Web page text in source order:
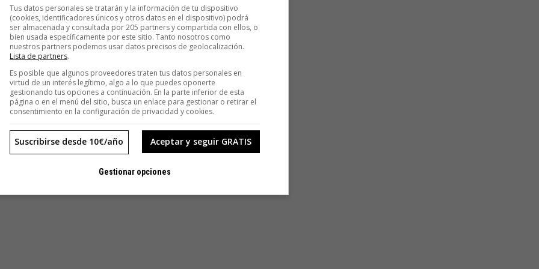
ejecución, Harris ha conseguido, con la ayuda del
efectiva de hacer llegar a los fans el contenido que ha
gratuita.
Tus datos personales se tratarán y la información de tu dispositivo
(cookies, identificadores únicos y otros datos en el dispositivo) podrá
ser almacenada y consultada por 205 partners y compartida con ellos, o
bien usada específicamente por este sitio. Tanto nosotros como
nuestros partners podemos usar datos precisos de geolocalización.
Lista de partners.
Es posible que algunos proveedores traten tus datos personales en
virtud de un interés legítimo, algo a lo que puedes oponerte
gestionando tus opciones a continuación. En la parte inferior de esta
página o en el menú del sitio, busca un enlace para gestionar o retirar el
consentimiento en la configuración de privacidad y cookies.
Aceptar y seguir GRATIS
Suscribirse desde 10€/año
Gestionar opciones